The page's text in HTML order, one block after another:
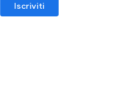
Iscriviti